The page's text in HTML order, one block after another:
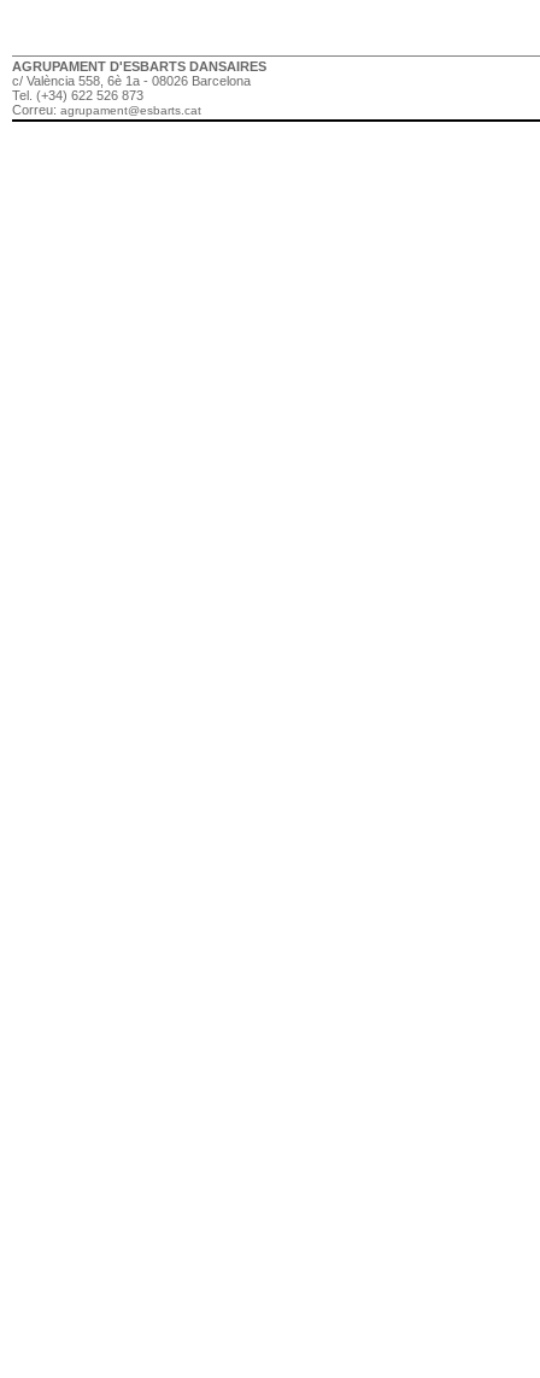
AGRUPAMENT D'ESBARTS DANSAIRES
c/ València 558, 6è 1a - 08026 Barcelona
Tel. (+34) 622 526 873
Correu: agrupament@esbarts.cat